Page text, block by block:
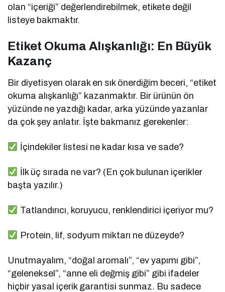
olan “içeriği” değerlendirebilmek, etikete değil
listeye bakmaktır.
Etiket Okuma Alışkanlığı: En Büyük
Kazanç
Bir diyetisyen olarak en sık önerdiğim beceri, “etiket
okuma alışkanlığı” kazanmaktır. Bir ürünün ön
yüzünde ne yazdığı kadar, arka yüzünde yazanlar
da çok şey anlatır. İşte bakmanız gerekenler:
İçindekiler listesi ne kadar kısa ve sade?
İlk üç sırada ne var? (En çok bulunan içerikler
başta yazılır.)
Tatlandırıcı, koruyucu, renklendirici içeriyor mu?
Protein, lif, sodyum miktarı ne düzeyde?
Unutmayalım, “doğal aromalı”, “ev yapımı gibi”,
“geleneksel”, “anne eli değmiş gibi” gibi ifadeler
hiçbir yasal içerik garantisi sunmaz. Bu sadece